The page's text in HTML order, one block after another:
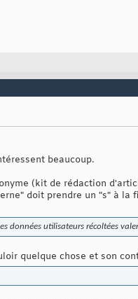
beaucoup.
(kit de rédaction
doit prendre un "s" à la
données utilisateurs récoltées
quelque chose et son